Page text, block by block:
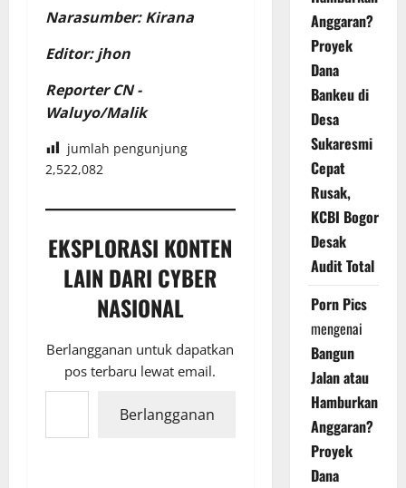
Narasumber: Kirana
Editor: jhon
Reporter CN -
Waluyo/Malik
jumlah pengunjung
2,522,082
EKSPLORASI KONTEN
LAIN DARI CYBER
NASIONAL
Berlangganan untuk dapatkan
pos terbaru lewat email.
Ketikkan email Anda...
Berlangganan
Anggaran?
Proyek
Dana
Bankeu di
Desa
Sukaresmi
Cepat
Rusak,
KCBI Bogor
Desak
Audit Total
Porn Pics
mengenai
Bangun
Jalan atau
Hamburkan
Anggaran?
Proyek
Dana